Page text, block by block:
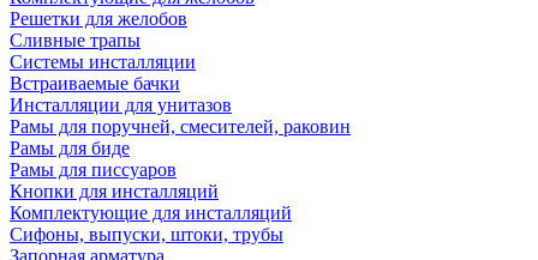
Решетки для желобов
Сливные трапы
Системы инсталляции
Встраиваемые бачки
Инсталляции для унитазов
Рамы для поручней, смесителей, раковин
Рамы для биде
Рамы для писсуаров
Кнопки для инсталляций
Комплектующие для инсталляций
Сифоны, выпуски, штоки, трубы
Запорная арматура